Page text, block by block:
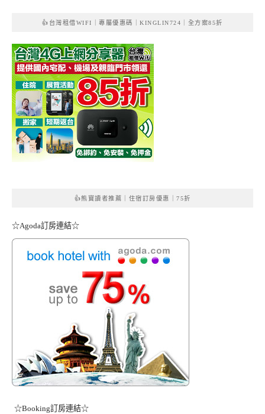
👍台灣租借WIFI｜專屬優惠碼｜KINGLIN724｜全方案85折
👍熊寶讀者推薦｜住宿訂房優惠｜75折
☆Agoda訂房連結☆
☆Booking訂房連結☆